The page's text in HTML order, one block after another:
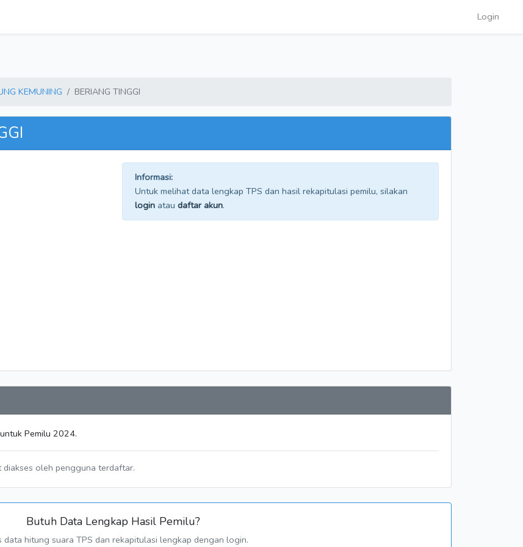
Login
KEMUNING BERIANG TINGGI
Informasi:
Untuk melihat data lengkap TPS dan hasil rekapitulasi pemilu, silakan
login atau daftar akun.
Pemilu 2024.
oleh pengguna terdaftar.
Butuh Data Lengkap Hasil Pemilu?
data hitung suara TPS dan rekapitulasi lengkap dengan login.